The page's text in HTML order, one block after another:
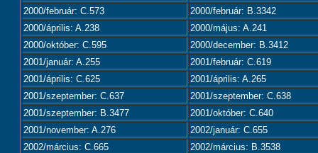
2000/február: C.573
2000/február: B.3342
2000/április: A.238
2000/május: A.241
2000/október: C.595
2000/december: B.3412
2001/január: A.255
2001/február: C.619
2001/április: C.625
2001/április: A.265
2001/szeptember: C.637
2001/szeptember: C.638
2001/szeptember: B.3477
2001/október: C.640
2001/november: A.276
2002/január: C.655
2002/március: C.665
2002/március: B.3538